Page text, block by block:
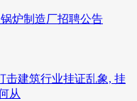
炉制造厂招聘公告
击建筑行业挂证乱象, 挂
从